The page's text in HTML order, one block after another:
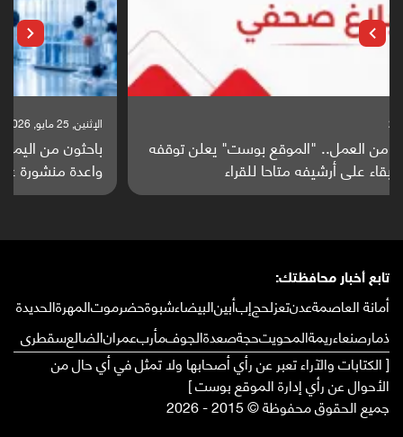
باحثون من اليمن يدخلون سباق أبحاث ألزهايمر بدراسة
واعدة منشورة عالميا (ترجمة)
تابع أخبار محافظتك:
أمانة العاصمةعدنتعزلحجإبأبينالبيضاءشبوةحضرموتالمهرةالحديدة
ذمارصنعاءريمةالمحويتحجةصعدةالجوفمأربعمرانالضالعسقطرى
[ الكتابات والآراء تعبر عن رأي أصحابها ولا تمثل في أي حال من
الأحوال عن رأي إدارة الموقع بوست ]
جميع الحقوق محفوظة © 2015 - 2026